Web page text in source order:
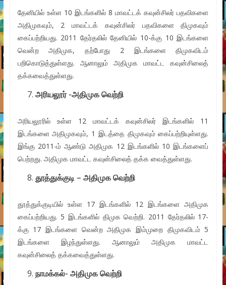
தேனியில் உள்ள 10 இடங்களில் 8 மாவட்டக் கவுன்சிலர் பதவிகளை
அதிமுகவும், 2 மாவட்டக் கவுன்சிலர் பதவிகளை திமுகவும்
கைப்பற்றியது. 2011 தேர்தலில் தேனியில் 10-க்கு 10 இடங்களை
வென்ற அதிமுக, தற்போது 2 இடங்களை திமுகவிடம்
பறிகொடுத்துள்ளது. ஆனாலும் அதிமுக மாவட்ட கவுன்சிலைத்
தக்கவைத்துள்ளது.
அரியலூர் -அதிமுக வெற்றி
அரியலூரில் உள்ள 12 மாவட்டக் கவுன்சிலர் இடங்களில் 11
இடங்களை அதிமுகவும், 1 இடத்தை திமுகவும் கைப்பற்றியுள்ளது.
இங்கு 2011-ம் ஆண்டு அதிமுக 12 இடங்களில் 10 இடங்களைப்
பெற்றது. அதிமுக மாவட்ட கவுன்சிலைத் தக்க வைத்துள்ளது.
தூத்துக்குடி – அதிமுக வெற்றி
தூத்துக்குடியில் உள்ள 17 இடங்களில் 12 இடங்களை அதிமுக
கைப்பற்றியது. 5 இடங்களில் திமுக வெற்றி. 2011 தேர்தலில் 17-
க்கு 17 இடங்களை வென்ற அதிமுக இம்முறை திமுகவிடம் 5
இடங்களை இழந்துள்ளது. ஆனாலும் அதிமுக மாவட்ட
கவுன்சிலைத் தக்கவைத்துள்ளது.
நாமக்கல்- அதிமுக வெற்றி